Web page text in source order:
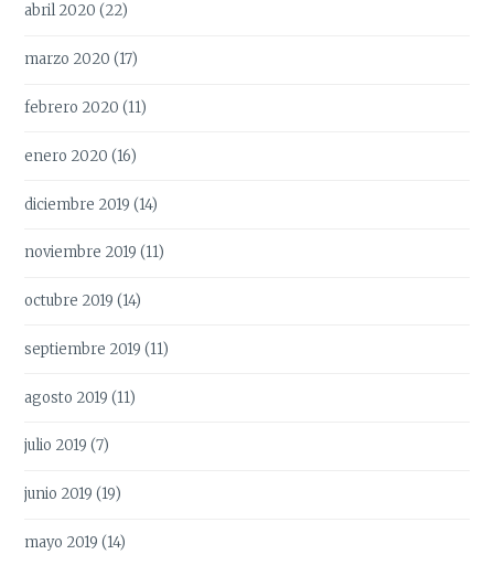
abril 2020 (22)
marzo 2020 (17)
febrero 2020 (11)
enero 2020 (16)
diciembre 2019 (14)
noviembre 2019 (11)
octubre 2019 (14)
septiembre 2019 (11)
agosto 2019 (11)
julio 2019 (7)
junio 2019 (19)
mayo 2019 (14)